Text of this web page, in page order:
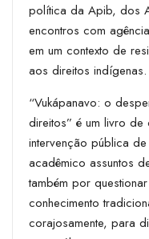
política da Apib, dos
encontros com
em um contexto de
aos direitos indígenas.
“Vukápanavo: o
direitos” é um livro
intervenção pública
acadêmico assuntos
também por
conhecimento
corajosamente, para